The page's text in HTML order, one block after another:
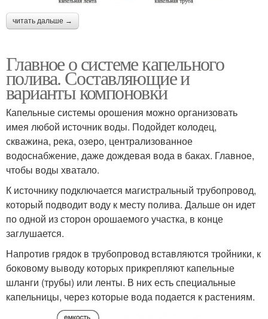
читать дальше →
Главное о системе капельного
полива. Составляющие и
варианты компоновки
Капельные системы орошения можно организовать
имея любой источник воды. Подойдет колодец,
скважина, река, озеро, централизованное
водоснабжение, даже дождевая вода в баках. Главное,
чтобы воды хватало.
К источнику подключается магистральный трубопровод,
который подводит воду к месту полива. Дальше он идет
по одной из сторон орошаемого участка, в конце
заглушается.
Напротив грядок в трубопровод вставляются тройники, к
боковому выводу которых прикрепляют капельные
шланги (трубы) или ленты. В них есть специальные
капельницы, через которые вода подается к растениям.